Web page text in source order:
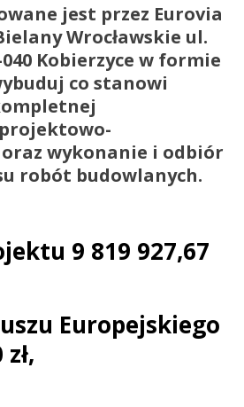
jest przez Eurovia
Wrocławskie ul.
040 Kobierzyce w formie
co stanowi
wykonanie i odbiór
robót budowlanych.
9 819 927,67
Europejskiego